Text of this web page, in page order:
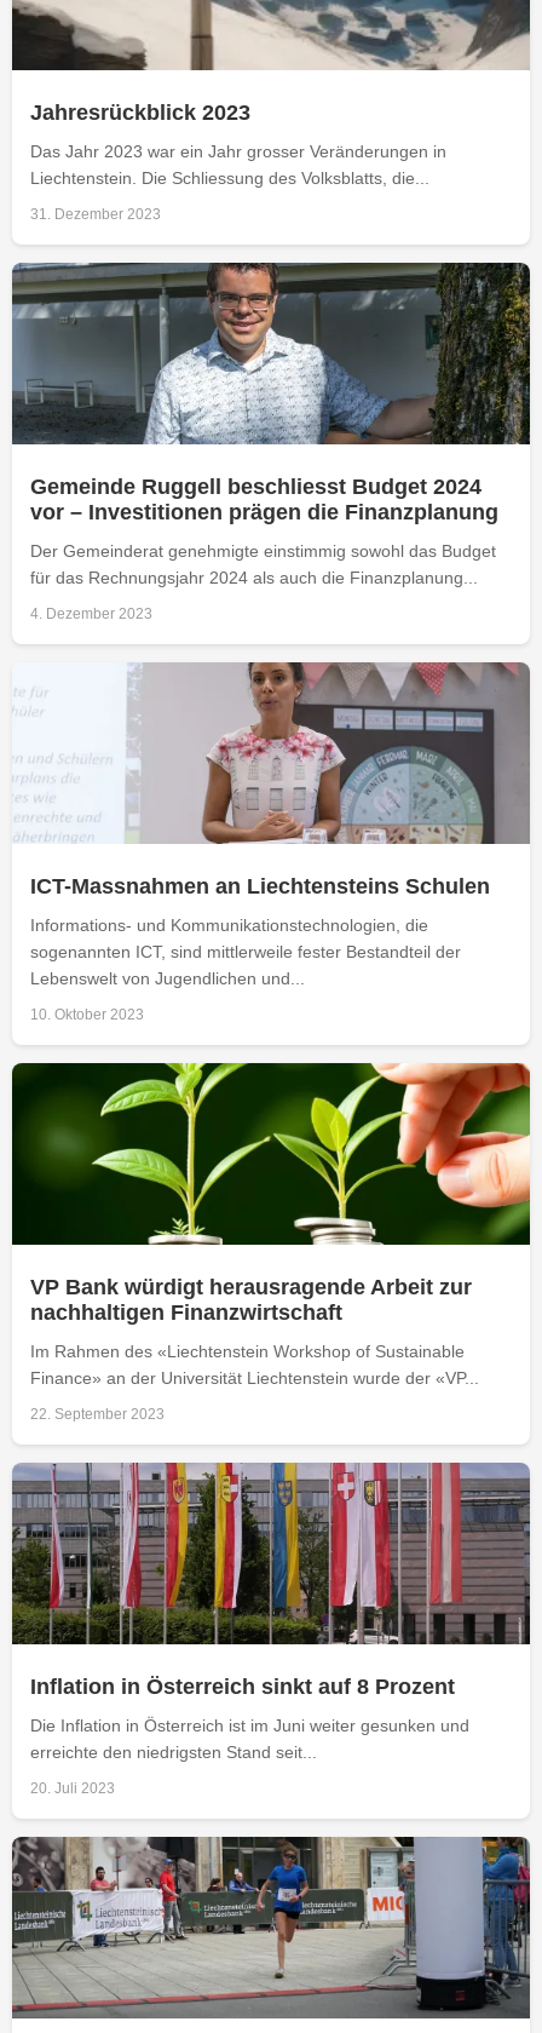
Jahresrückblick 2023
Das Jahr 2023 war ein Jahr grosser Veränderungen in
Liechtenstein. Die Schliessung des Volksblatts, die...
31. Dezember 2023
Gemeinde Ruggell beschliesst Budget 2024
vor – Investitionen prägen die Finanzplanung
Der Gemeinderat genehmigte einstimmig sowohl das Budget
für das Rechnungsjahr 2024 als auch die Finanzplanung...
4. Dezember 2023
ICT-Massnahmen an Liechtensteins Schulen
Informations- und Kommunikationstechnologien, die
sogenannten ICT, sind mittlerweile fester Bestandteil der
Lebenswelt von Jugendlichen und...
10. Oktober 2023
VP Bank würdigt herausragende Arbeit zur
nachhaltigen Finanzwirtschaft
Im Rahmen des «Liechtenstein Workshop of Sustainable
Finance» an der Universität Liechtenstein wurde der «VP...
22. September 2023
Inflation in Österreich sinkt auf 8 Prozent
Die Inflation in Österreich ist im Juni weiter gesunken und
erreichte den niedrigsten Stand seit...
20. Juli 2023